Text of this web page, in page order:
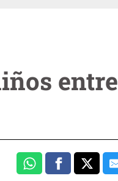
entre